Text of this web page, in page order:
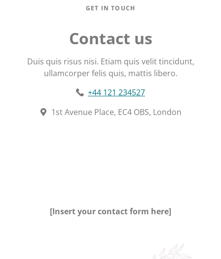
GET IN TOUCH
Contact us
Duis quis risus nisi. Etiam quis velit tincidunt,
ullamcorper felis quis, mattis libero.
+44 121 234527
1st Avenue Place, EC4 OBS, London
[Insert your contact form here]